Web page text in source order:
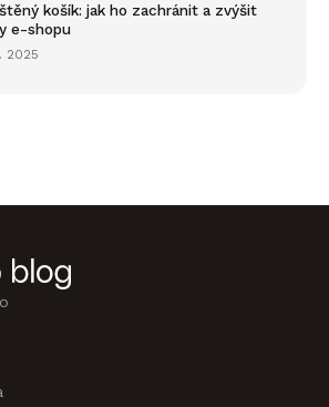
košík: jak ho zachránit a zvýšit
e-shopu
2025